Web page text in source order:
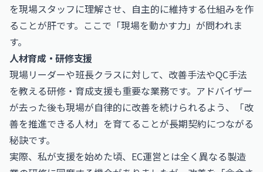
を現場スタッフに理解させ、自主的に維持する仕組みを作
ることが肝です。ここで「現場を動かす力」が問われま
す。
人材育成・研修支援
現場リーダーや班長クラスに対して、改善手法やQC手法
を教える研修・育成支援も重要な業務です。アドバイザー
が去った後も現場が自律的に改善を続けられるよう、「改
善を推進できる人材」を育てることが長期契約につながる
秘訣です。
実際、私が支援を始めた頃、EC運営とは全く異なる製造